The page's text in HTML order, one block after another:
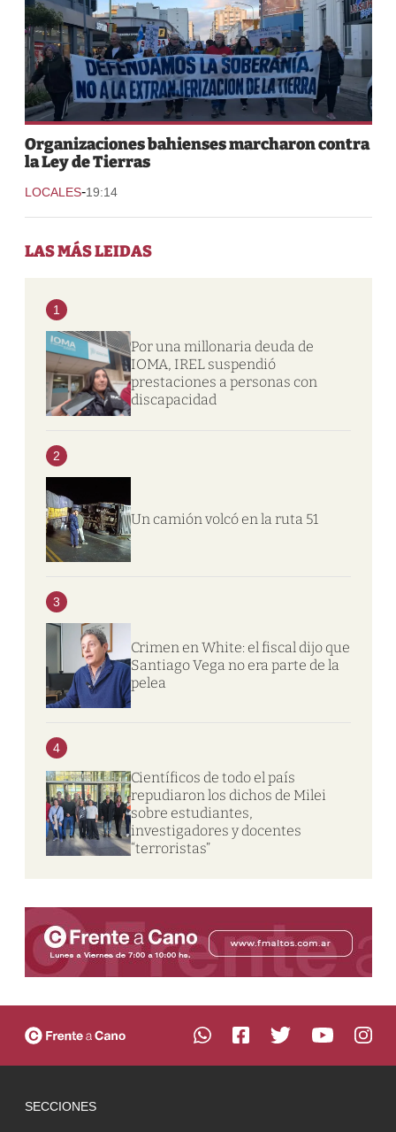
Organizaciones bahienses marcharon contra
la Ley de Tierras
LOCALES-19:14
LAS MÁS LEIDAS
1
Por una millonaria deuda de
IOMA, IREL suspendió
prestaciones a personas con
discapacidad
2
Un camión volcó en la ruta 51
3
Crimen en White: el fiscal dijo que
Santiago Vega no era parte de la
pelea
4
Científicos de todo el país
repudiaron los dichos de Milei
sobre estudiantes,
investigadores y docentes
“terroristas”
SECCIONES